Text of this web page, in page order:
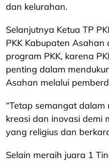
dan kelurahan.
Selanjutnya Ketua TP
PKK Kabupaten
program PKK, karena
penting dalam
Asahan melalui
“Tetap semangat
kreasi dan inovasi demi
yang religius dan
Selain meraih juara 1